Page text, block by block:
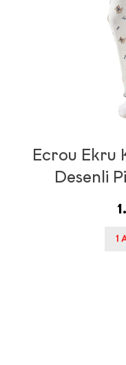
Ecrou Ekru
Desenli
1